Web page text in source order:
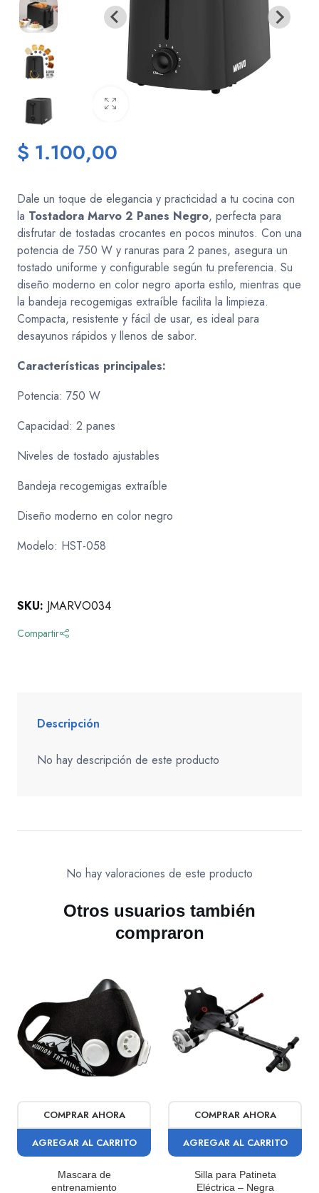
Camping
$ 1.100,00
Dale un toque de elegancia y practicidad a tu cocina con
la Tostadora Marvo 2 Panes Negro, perfecta para
disfrutar de tostadas crocantes en pocos minutos. Con una
potencia de 750 W y ranuras para 2 panes, asegura un
tostado uniforme y configurable según tu preferencia. Su
diseño moderno en color negro aporta estilo, mientras que
la bandeja recogemigas extraíble facilita la limpieza.
Compacta, resistente y fácil de usar, es ideal para
desayunos rápidos y llenos de sabor.
Características principales:
Potencia: 750 W
Capacidad: 2 panes
Niveles de tostado ajustables
Bandeja recogemigas extraíble
Diseño moderno en color negro
Modelo: HST-058
SKU: JMARVO034
Compartir
Descripción
No hay descripción de este producto
No hay valoraciones de este producto
Otros usuarios también
compraron
COMPRAR AHORA
AGREGAR AL CARRITO
Mascara de
entrenamiento
COMPRAR AHORA
AGREGAR AL CARRITO
Silla para Patineta
Eléctrica – Negra